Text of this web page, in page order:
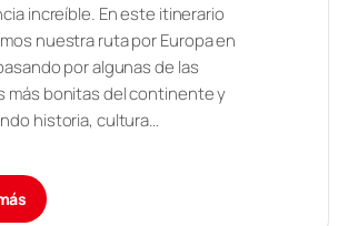
increíble. En este itinerario
nuestra ruta por Europa en
por algunas de las
más bonitas del continente y
historia, cultura…